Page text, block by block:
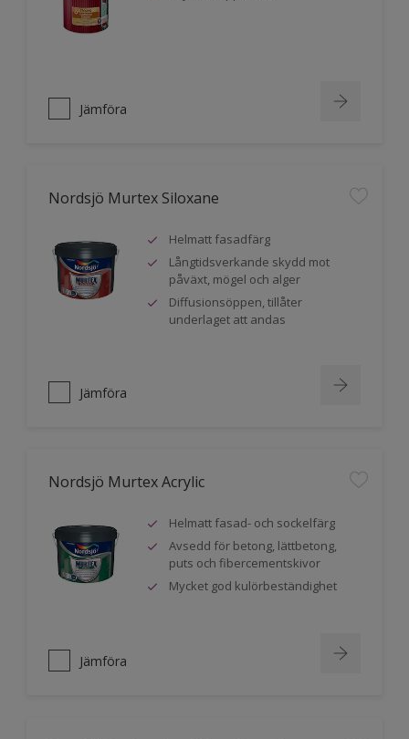
Jämföra
Nordsjö Murtex Siloxane
Helmatt fasadfärg
Långtidsverkande skydd mot
påväxt, mögel och alger
Diffusionsöppen, tillåter
underlaget att andas
Jämföra
Nordsjö Murtex Acrylic
Helmatt fasad- och sockelfärg
Avsedd för betong, lättbetong,
puts och fibercementskivor
Mycket god kulörbeständighet
Jämföra